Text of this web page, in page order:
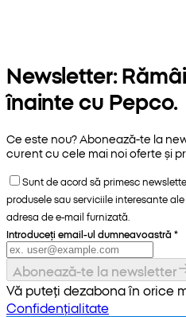
Newsletter:
înainte cu Pepco.
Ce este nou? Abonează-te la
curent cu cele mai noi oferte și
Sunt de acord să primesc
produsele sau serviciile interesante
adresa de e-mail furnizată.
Introduceți email-ul dumneavoastră *
Abonează-te la newsletter
Vă puteți dezabona în orice
Confidențialitate